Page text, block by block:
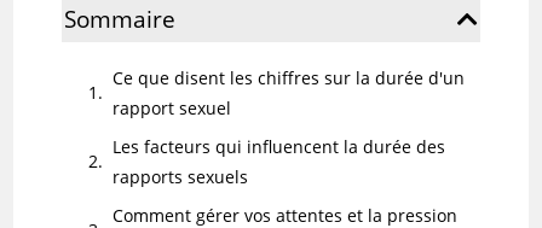
Sommaire
Ce que disent les chiffres sur la durée d'un
rapport sexuel
Les facteurs qui influencent la durée des
rapports sexuels
Comment gérer vos attentes et la pression